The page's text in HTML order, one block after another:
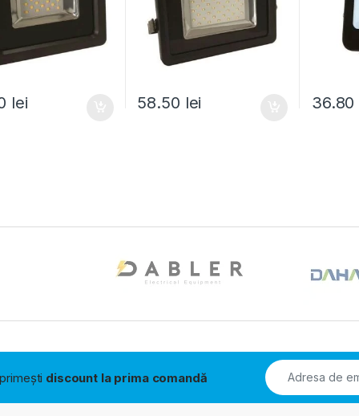
lei 58.50 lei 36.80
discount la prima comandă